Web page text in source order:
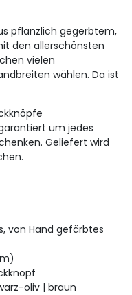
pflanzlich gegerbtem,
den allerschönsten
vielen
wählen. Da ist
um jedes
Geliefert wird
von Hand gefärbtes
oliv | braun